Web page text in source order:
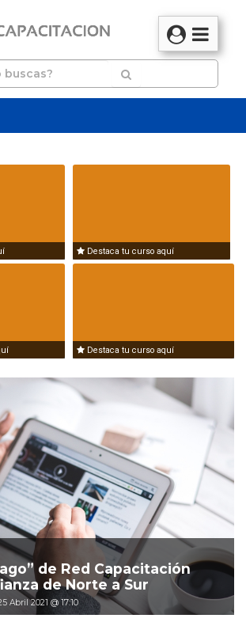
Destaca tu curso aquí
Destaca tu curso aquí
de Red Capacitación
de Norte a Sur
Abril 2021 @ 17:10